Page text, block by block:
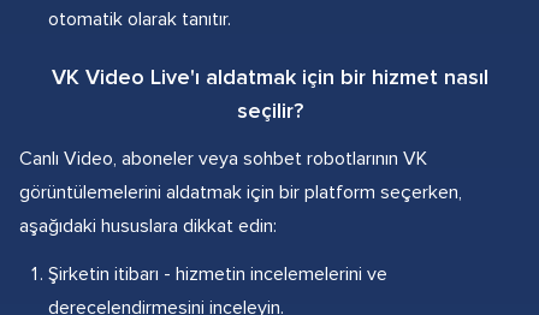
otomatik olarak tanıtır.
VK Video Live'ı aldatmak için bir hizmet nasıl
seçilir?
Canlı Video, aboneler veya sohbet robotlarının VK
görüntülemelerini aldatmak için bir platform seçerken,
aşağıdaki hususlara dikkat edin:
Şirketin itibarı - hizmetin incelemelerini ve
derecelendirmesini inceleyin.